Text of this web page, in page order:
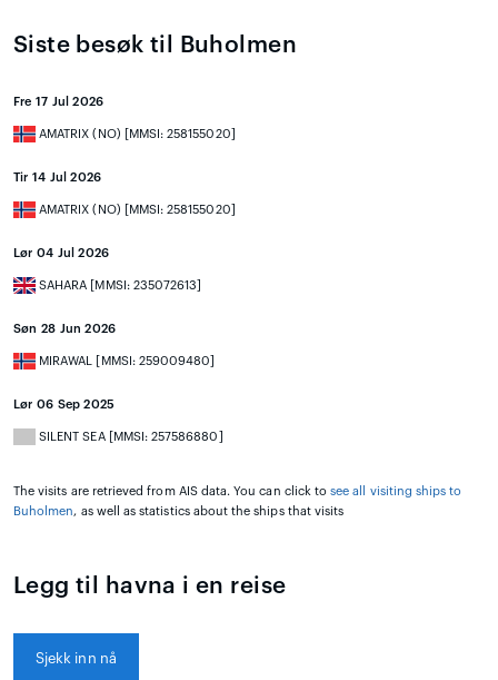
Siste besøk til Buholmen
Fre 17 Jul 2026
AMATRIX (NO) [MMSI: 258155020]
Tir 14 Jul 2026
AMATRIX (NO) [MMSI: 258155020]
Lør 04 Jul 2026
SAHARA [MMSI: 235072613]
Søn 28 Jun 2026
MIRAWAL [MMSI: 259009480]
Lør 06 Sep 2025
SILENT SEA [MMSI: 257586880]
The visits are retrieved from AIS data. You can click tosee all visiting ships to
Buholmen, as well as statistics about the ships that visits
Legg til havna i en reise
Sjekk inn nå